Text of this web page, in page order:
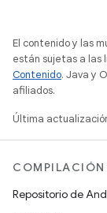
El contenido y las
están sujetas a las
Contenido. Java y
afiliados.
Última
COMPILACIÓN
Repositorio de